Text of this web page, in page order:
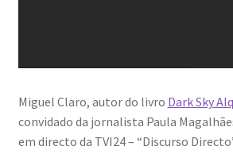
Miguel Claro, autor do livro Dark Sky
convidado da jornalista Paula
em directo da TVI24 – “Discurso